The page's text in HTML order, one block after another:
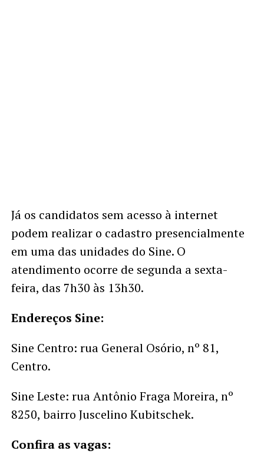
Já os candidatos sem acesso à internet
podem realizar o cadastro presencialmente
em uma das unidades do Sine. O
atendimento ocorre de segunda a sexta-
feira, das 7h30 às 13h30.
Endereços Sine:
Sine Centro: rua General Osório, nº 81,
Centro.
Sine Leste: rua Antônio Fraga Moreira, nº
8250, bairro Juscelino Kubitschek.
Confira as vagas: